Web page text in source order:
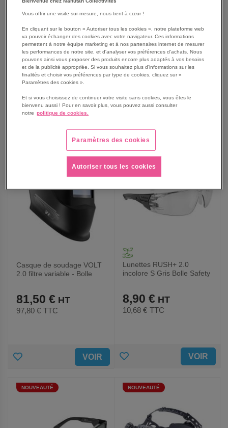
Safety
À partir de
5,50 €
6,60 € TTC
AJOUTER
3modèles VOIR
monture Anthracite - Bolle
Safety
14,90 €
17,88 € TTC
AUX
FAVORIS
Casque de soudage VOLT
2.0 filtre variable - Bolle
81,50 €
97,80 € TTC
AJOUTER
FAVORIS
VOIR
Lunettes RUSH+ 2.0
incolore S Gris Bolle Safety
8,90 €
10,68 € TTC
AJOUTER
FAVORIS
VOIR
NOUVEAUTÉ NOUVEAUTÉ
Vous offrir une visite sur-mesure, nous tient à cœur !
En cliquant sur le bouton « Autoriser tous les cookies », notre plateforme web
va pouvoir échanger des cookies avec votre navigateur. Ces informations
permettent à notre équipe marketing et à nos partenaires internet de mesurer
les performances de notre site, et d'analyser vos préférences d'achats. Nous
pouvons ainsi vous proposer des produits encore plus adaptés à vos besoins
et de la publicité appropriée. Si vous souhaitez plus d'informations sur les
finalités et choisir vos préférences par type de cookies, cliquez sur «
Paramètres des cookies ».
Et si vous choisissez de continuer votre visite sans cookies, vous êtes le
bienvenu aussi ! Pour en savoir plus, vous pouvez aussi consulter
notre politique de cookies.
Paramètres des cookies
Autoriser tous les cookies